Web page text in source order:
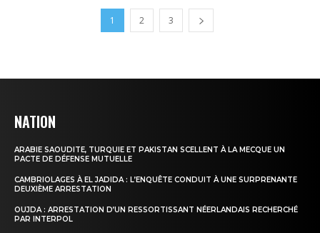
1 2 3
NATION
ARABIE SAOUDITE, TURQUIE ET PAKISTAN SCELLENT À LA MECQUE UN
PACTE DE DÉFENSE MUTUELLE
CAMBRIOLAGES À EL JADIDA : L’ENQUÊTE CONDUIT À UNE SURPRENANTE
DEUXIÈME ARRESTATION
OUJDA : ARRESTATION D’UN RESSORTISSANT NÉERLANDAIS RECHERCHÉ
PAR INTERPOL